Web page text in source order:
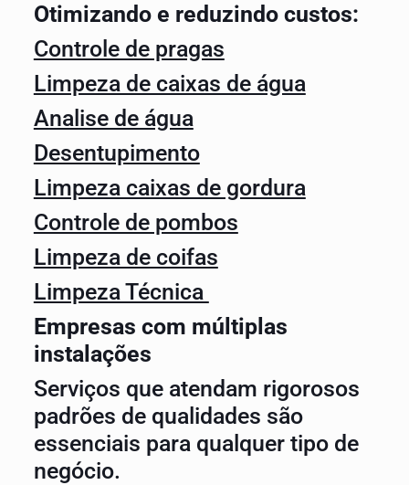
Otimizando e reduzindo custos:
Controle de pragas
Limpeza de caixas de água
Analise de água
Desentupimento
Limpeza caixas de gordura
Controle de pombos
Limpeza de coifas
Limpeza Técnica
Empresas com múltiplas
instalações
Serviços que atendam rigorosos
padrões de qualidades são
essenciais para qualquer tipo de
negócio.